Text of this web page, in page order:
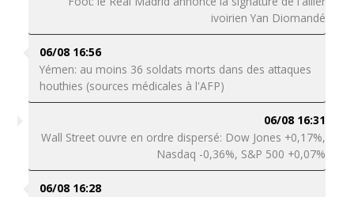
ivoirien Yan Diomandé
06/08 16:56
Yémen: au moins 36 soldats morts dans des attaques
houthies (sources médicales à l'AFP)
06/08 16:31
Wall Street ouvre en ordre dispersé: Dow Jones +0,17%,
Nasdaq -0,36%, S&P 500 +0,07%
06/08 16:28